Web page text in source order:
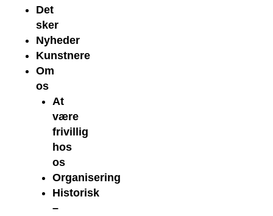
Det
sker
Nyheder
Kunstnere
Om
os
At
være
frivillig
hos
os
Organisering
Historisk
–